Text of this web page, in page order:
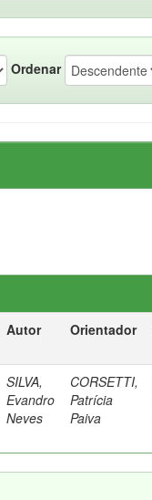
Ordenar
Autor Orientador
SILVA,
Evandro
Neves
CORSETTI,
Patrícia
Paiva